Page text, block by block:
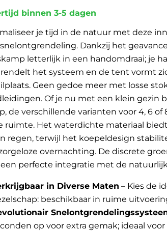
binnen 3-5 dagen
je tijd in de natuur met deze
Dankzij het
letterlijk in een handomdraai; je
het systeem en de tent vormt
Geen gedoe meer met losse
Of je nu met een klein gezin
de verschillende varianten voor 4, 6
ruimte. Het waterdichte materiaal
regen, terwijl het koepeldesign
overnachting. De discrete
perfecte integratie met de
in Diverse Maten – Kies de
beschikbaar in ruime
op voor extra gemak; ideaal